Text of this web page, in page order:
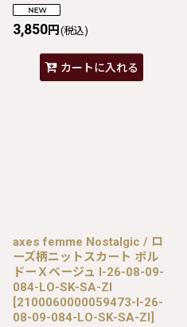
3,850円 (税込)
カートに入れる
axes femme Nostalgic / ロ
ーズ柄ニットスカート ボル
ドーＸベージュ I-26-08-09-
084-LO-SK-SA-ZI
[2100060000059473-I-26-
08-09-084-LO-SK-SA-ZI]